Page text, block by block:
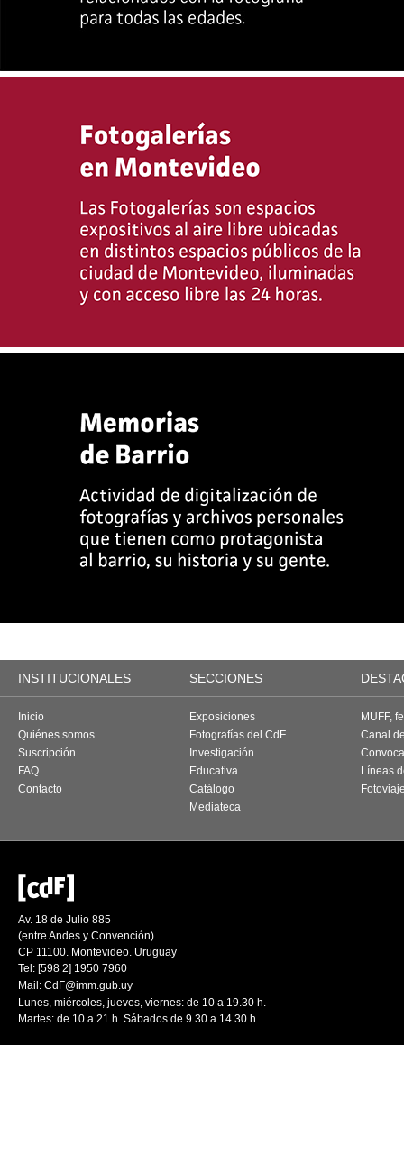
INSTITUCIONALES SECCIONES
Inicio
Quiénes somos
Suscripción
FAQ
Contacto
Exposiciones
Fotografías del CdF
Investigación
Educativa
Catálogo
Mediateca
MUFF,
Canal
Líneas
Av. 18 de Julio 885
(entre Andes y Convención)
CP 11100. Montevideo. Uruguay
Tel: [598 2] 1950 7960
Mail: CdF@imm.gub.uy
Lunes, miércoles, jueves, viernes: de 10 a 19.30 h.
Martes: de 10 a 21 h. Sábados de 9.30 a 14.30 h.